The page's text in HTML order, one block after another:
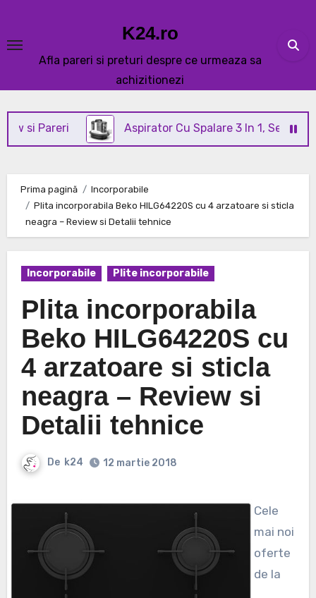
content
K24.ro
Afla pareri si preturi despre ce urmeaza sa
achizitionezi
Aspirator Cu Spalare 3 In 1, SeveShop® C3
Prima pagină
Incorporabile
Plita incorporabila Beko HILG64220S cu 4 arzatoare si sticla
neagra – Review si Detalii tehnice
Incorporabile Plite incorporabile
Plita incorporabila
Beko HILG64220S cu
4 arzatoare si sticla
neagra – Review si
Detalii tehnice
De k24 12 martie 2018
Cele
mai noi
oferte
de la